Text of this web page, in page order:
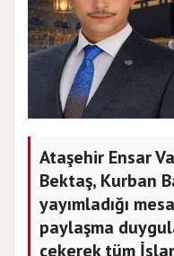
Ataşehir Ensar
Bektaş, Kurban
yayımladığı
paylaşma
çekerek tüm